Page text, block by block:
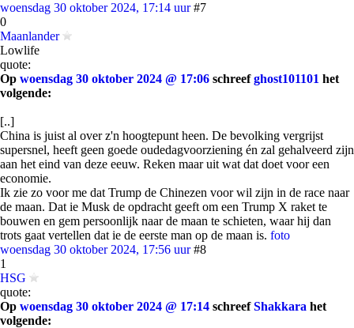
woensdag 30 oktober 2024, 17:14 uur #7
0
Maanlander
Lowlife
quote:
Op woensdag 30 oktober 2024 @ 17:06 schreefghost101101 het
volgende:
[..]
China is juist al over z'n hoogtepunt heen. De bevolking vergrijst
supersnel, heeft geen goede oudedagvoorziening én zal gehalveerd zijn
aan het eind van deze eeuw. Reken maar uit wat dat doet voor een
economie.
Ik zie zo voor me dat Trump de Chinezen voor wil zijn in de race naar
de maan. Dat ie Musk de opdracht geeft om een Trump X raket te
bouwen en gem persoonlijk naar de maan te schieten, waar hij dan
trots gaat vertellen dat ie de eerste man op de maan is. foto
woensdag 30 oktober 2024, 17:56 uur #8
1
HSG
quote:
Op woensdag 30 oktober 2024 @ 17:14 schreefShakkara het
volgende: